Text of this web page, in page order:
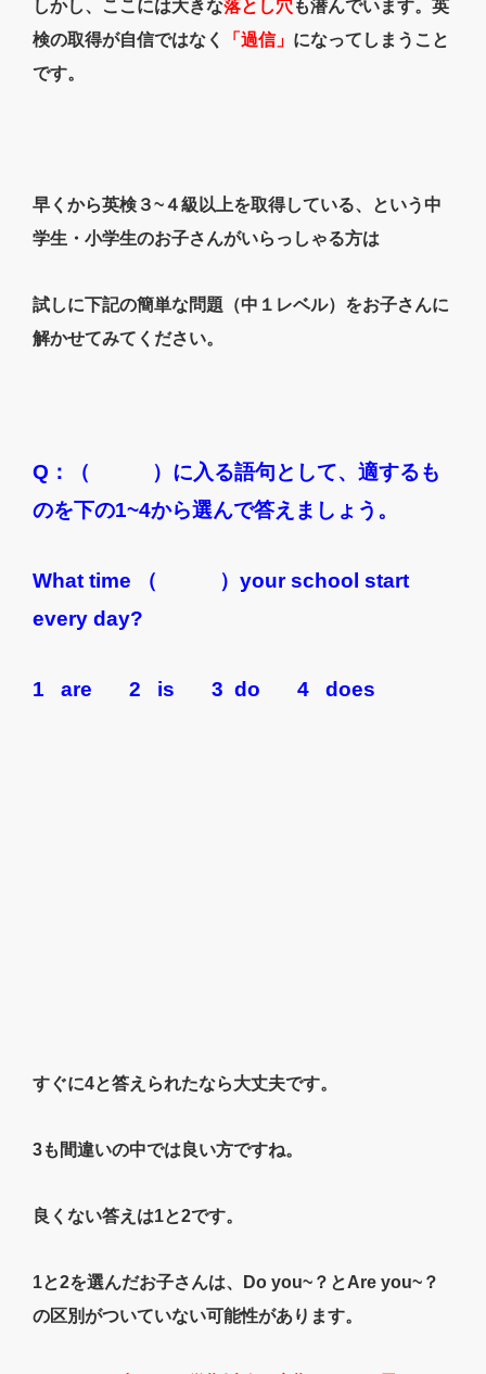
しかし、ここには大きな落とし穴も潜んでいます。英
検の取得が自信ではなく
「過信」 になってしまうこと
です。
早くから英検３~４級以上を取得している、という中
学生・小学生のお子さんがいらっしゃる方は
試しに下記の簡単な問題（中１レベル）をお子さんに
解かせてみてください。
Q：（ ）に入る語句として、適するも
のを下の1~4から選んで答えましょう。
What time （ ）your school start
every day?
1 are 2 is 3 do 4 does
すぐに4と答えられたなら大丈夫です。
3も間違いの中では良い方ですね。
良くない答えは1と2です。
1と2を選んだお子さんは、Do you~？とAre you~？
の区別がついていない可能性があります。